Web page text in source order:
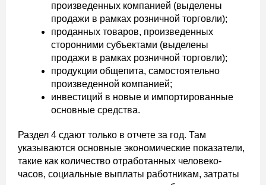
произведенных компанией (выделены
продажи в рамках розничной торговли);
проданных товаров, произведенных
сторонними субъектами (выделены
продажи в рамках розничной торговли);
продукции общепита, самостоятельно
произведенной компанией;
инвестиций в новые и импортированные
основные средства.
Раздел 4 сдают только в отчете за год. Там
указываются основные экономические показатели,
такие как количество отработанных человеко-
часов, социальные выплаты работникам, затраты